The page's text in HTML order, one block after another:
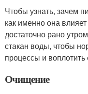
Чтобы узнать, зачем
как именно она
достаточно рано
стакан воды, чтобы
процессы и
Очищение